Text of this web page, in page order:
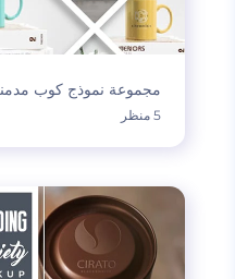
مجموعة نموذج كوب
5 منظر